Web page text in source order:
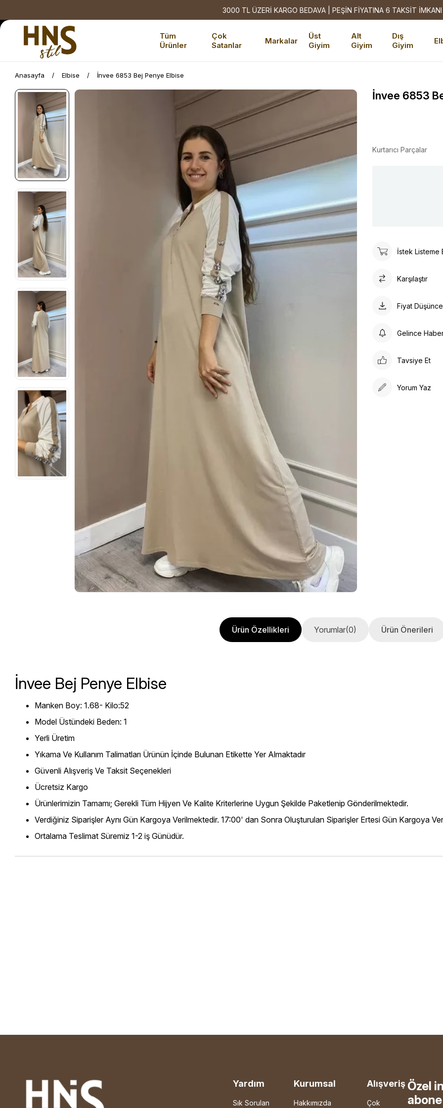
3000 TL ÜZERİ KARGO BEDAVA | PEŞİN FİYATINA 6 TAKSİT İMKANI
Tüm
Ürünler
Çok
Satanlar
Markalar
Üst
Giyim
Alt
Giyim
Dış
Giyim
Anasayfa Elbise İnvee 6853 Bej Penye Elbise
İnvee 6853
Kurtarıcı Parçalar
İstek Listeme
Karşılaştır
Fiyat
Gelince
Tavsiye Et
Yorum Yaz
Ürün Özellikleri Yorumlar(0) Ürün Önerileri
İnvee Bej Penye Elbise
Manken Boy: 1.68- Kilo:52
Model Üstündeki Beden: 1
Yerli Üretim
Yıkama Ve Kullanım Talimatları Ürünün İçinde Bulunan Etikette Yer Almaktadır
Güvenli Alışveriş Ve Taksit Seçenekleri
Ücretsiz Kargo
Ürünlerimizin Tamamı; Gerekli Tüm Hijyen Ve Kalite Kriterlerine Uygun Şekilde Paketlenip Gönderilmektedir.
Verdiğiniz Siparişler Aynı Gün Kargoya Verilmektedir. 17:00' dan Sonra Oluşturulan Siparişler Ertesi Gün Kargoya
Ortalama Teslimat Süremiz 1-2 iş Günüdür.
Yardım
Sık Sorulan
Kurumsal
Hakkımızda
Alışveriş
Çok
Özel